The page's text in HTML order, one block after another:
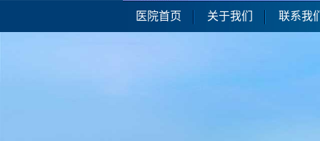
医院首页 关于我们 联系我